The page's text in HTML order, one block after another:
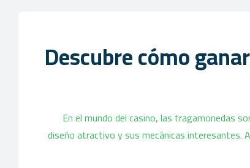
Descubre cómo
En el mundo del casino, las tragamonedas
diseño atractivo y sus mecánicas interesantes.